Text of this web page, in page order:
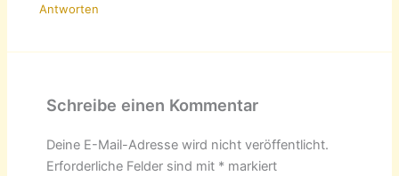
Antworten
Schreibe einen Kommentar
Deine E-Mail-Adresse wird nicht veröffentlicht.
Erforderliche Felder sind mit *markiert